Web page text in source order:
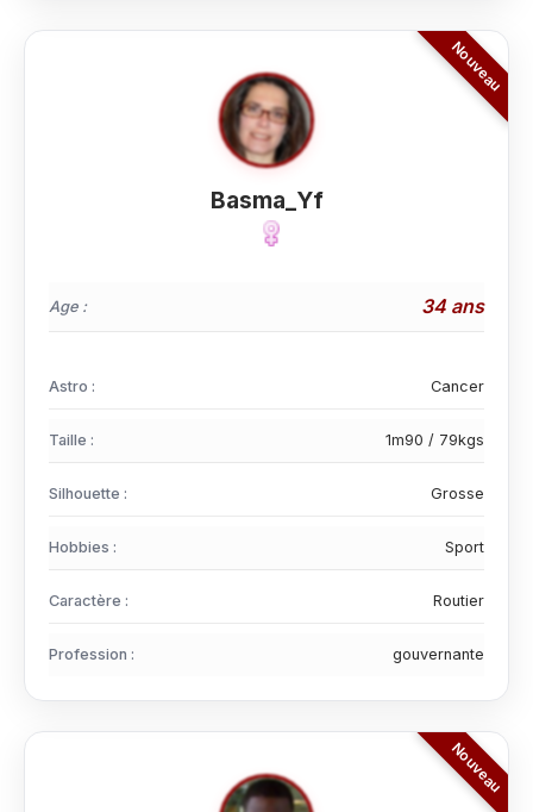
Basma_Yf
Age : 34 ans
Astro : Cancer
Taille : 1m90 / 79kgs
Silhouette : Grosse
Hobbies : Sport
Caractère : Routier
Profession : gouvernante